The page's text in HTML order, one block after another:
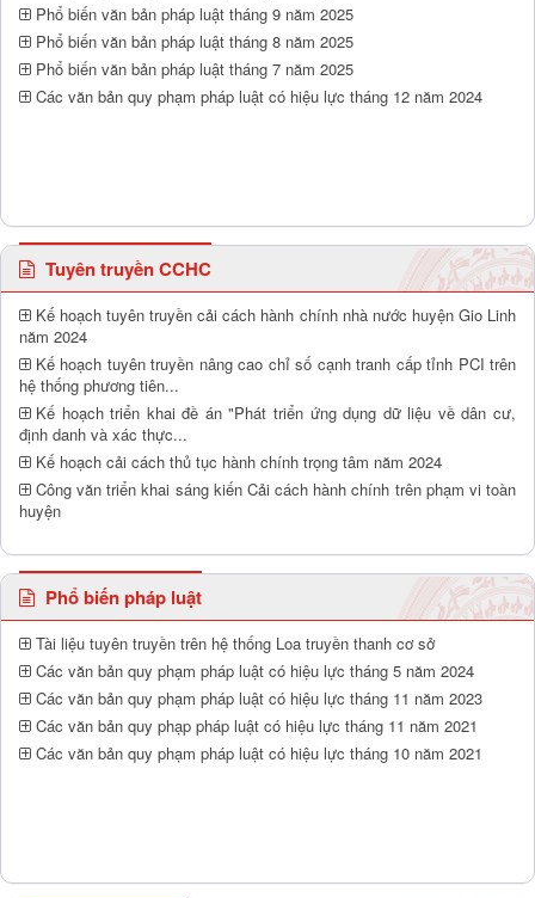
Phổ biến văn bản pháp luật tháng 9 năm 2025
Phổ biến văn bản pháp luật tháng 8 năm 2025
Phổ biến văn bản pháp luật tháng 7 năm 2025
Các văn bản quy phạm pháp luật có hiệu lực tháng 12 năm 2024
Tuyên truyền CCHC
Kế hoạch tuyên truyền cải cách hành chính nhà nước huyện Gio Linh
năm 2024
Kế hoạch tuyên truyền nâng cao chỉ số cạnh tranh cấp tỉnh PCI trên
hệ thống phương tiên...
Kế hoạch triển khai đề án "Phát triển ứng dụng dữ liệu về dân cư,
định danh và xác thực...
Kế hoạch cải cách thủ tục hành chính trọng tâm năm 2024
Công văn triển khai sáng kiến Cải cách hành chính trên phạm vi toàn
huyện
Phổ biến pháp luật
Tài liệu tuyên truyền trên hệ thống Loa truyền thanh cơ sở
Các văn bản quy phạm pháp luật có hiệu lực tháng 5 năm 2024
Các văn bản quy phạm pháp luật có hiệu lực tháng 11 năm 2023
Các văn bản quy phạp pháp luật có hiệu lực tháng 11 năm 2021
Các văn bản quy phạm pháp luật có hiệu lực tháng 10 năm 2021